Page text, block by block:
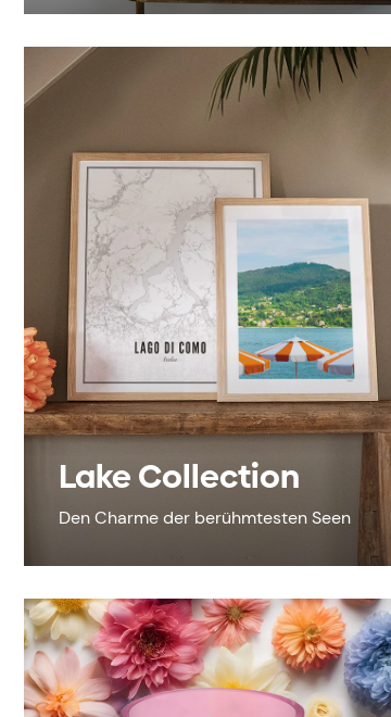
Lake Collection
Den Charme der berühmtesten Seen